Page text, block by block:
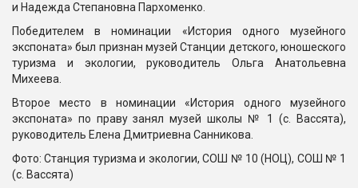
и Надежда Степановна Пархоменко.
Победителем в номинации «История одного музейного
экспоната» был признан музей Станции детского, юношеского
туризма и экологии, руководитель Ольга Анатольевна
Михеева.
Второе место в номинации «История одного музейного
экспоната» по праву занял музей школы № 1 (с. Вассята),
руководитель Елена Дмитриевна Санникова.
Фото: Станция туризма и экологии, СОШ № 10 (НОЦ), СОШ № 1
(с. Вассята)